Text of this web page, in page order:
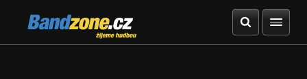
Bandzone.cz
žijeme hudbou